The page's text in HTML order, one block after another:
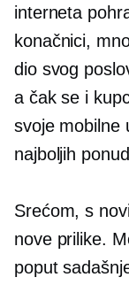
interneta
konačnici,
dio svog
a čak se i
svoje mobilne
najboljih
Srećom, s
nove prilike.
poput